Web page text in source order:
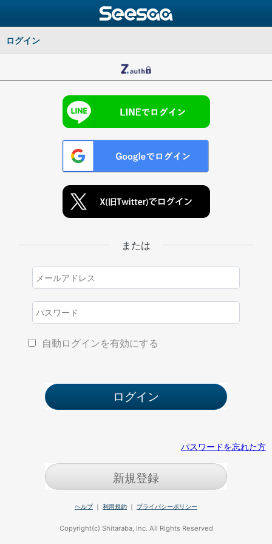
ログイン
または
自動ログインを有効にする
パスワードを忘れた方
新規登録
ヘルプ｜ 利用規約 ｜ プライバシーポリシー
Copyright(c) Shitaraba, Inc. All Rights Reserved